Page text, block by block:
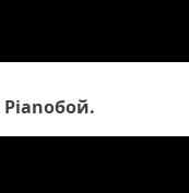
Pianoбoй.